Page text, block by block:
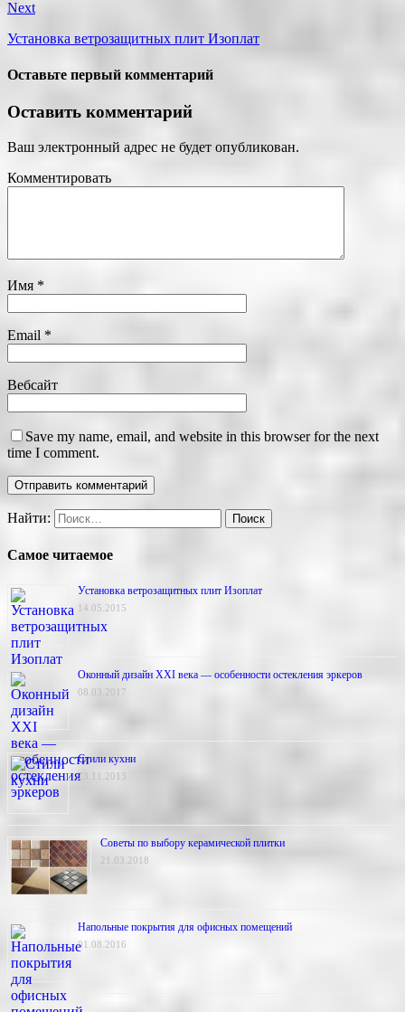
Next
Установка ветрозащитных плит Изоплат
Оставьте первый комментарий
Оставить комментарий
Ваш электронный адрес не будет опубликован.
Комментировать
Имя *
Email *
Вебсайт
Save my name, email, and website in this browser for the next
time I comment.
Найти:
Самое читаемое
Установка ветрозащитных плит Изоплат
14.05.2015
Оконный дизайн XXI века — особенности остекления эркеров
08.03.2017
Стили кухни
23.11.2013
Советы по выбору керамической плитки
21.03.2018
Напольные покрытия для офисных помещений
01.08.2016